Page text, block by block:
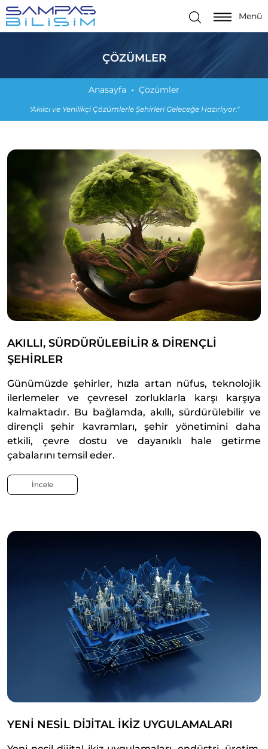
Menü
ÇÖZÜMLER
Anasayfa Çözümler
"Akılcı ve Yenilikçi Çözümlerle Şehirleri Geleceğe Hazırlıyor."
AKILLI, SÜRDÜRÜLEBİLİR & DİRENÇLİ
ŞEHİRLER
Günümüzde şehirler, hızla artan nüfus, teknolojik
ilerlemeler ve çevresel zorluklarla karşı karşıya
kalmaktadır. Bu bağlamda, akıllı, sürdürülebilir ve
dirençli şehir kavramları, şehir yönetimini daha
etkili, çevre dostu ve dayanıklı hale getirme
çabalarını temsil eder.
İncele
YENİ NESİL DİJİTAL İKİZ UYGULAMALARI